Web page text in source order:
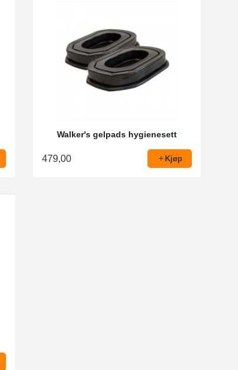
Walker's gelpads hygienesett
479,00 Kjøp